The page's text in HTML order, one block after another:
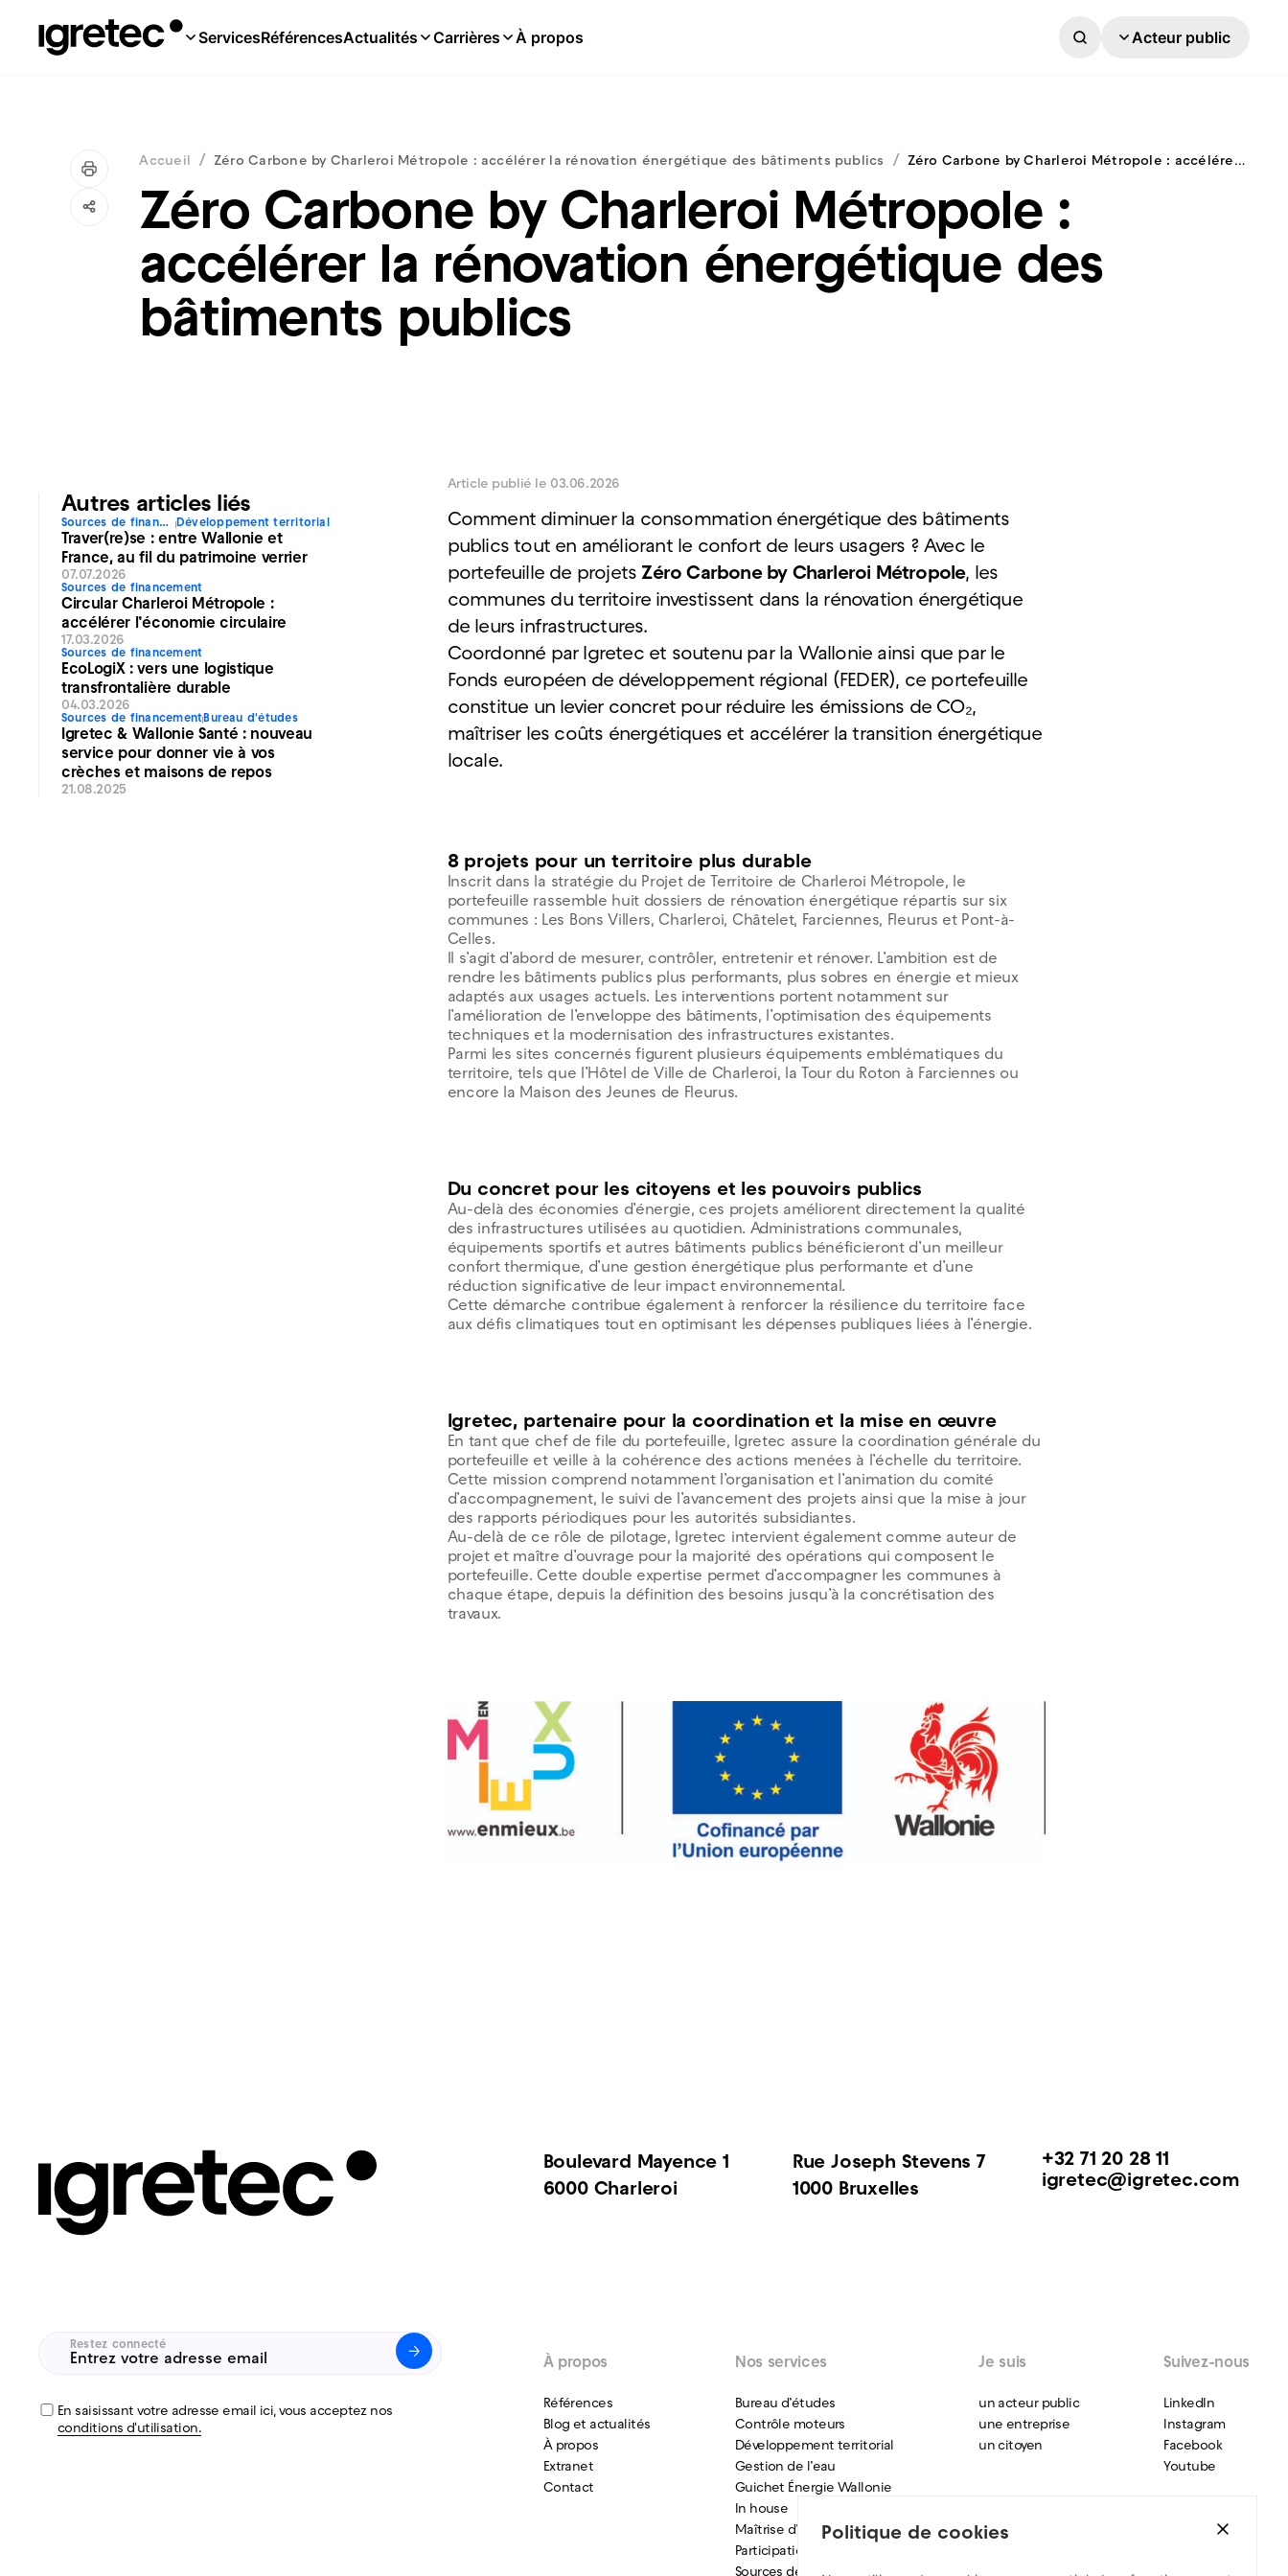
ServicesRéférencesActualités Carrières À propos Acteur public
Accueil / Zéro Carbone by Charleroi Métropole : accélérer la rénovation énergétique des bâtiments publics / Zéro Carbone by Charleroi Métropole : accélérer la rénovation énergétique des bâtiments publics
Zéro Carbone by Charleroi Métropole :
accélérer la rénovation énergétique des
bâtiments publics
Autres articles liés
Sources de financement Développement territorial
Traver(re)se : entre Wallonie et
France, au fil du patrimoine verrier
07.07.2026
Sources de financement
Circular Charleroi Métropole :
accélérer l’économie circulaire
17.03.2026
Sources de financement
EcoLogiX : vers une logistique
transfrontalière durable
04.03.2026
Sources de financement Bureau d'études
Igretec & Wallonie Santé : nouveau
service pour donner vie à vos
crèches et maisons de repos
21.08.2025
Article publié le 03.06.2026
Comment diminuer la consommation énergétique des bâtiments
publics tout en améliorant le confort de leurs usagers ? Avec le
portefeuille de projetsZéro Carbone by Charleroi Métropole, les
communes du territoire investissent dans la rénovation énergétique
de leurs infrastructures.
Coordonné par Igretec et soutenu par la Wallonie ainsi que par le
Fonds européen de développement régional (FEDER), ce portefeuille
constitue un levier concret pour réduire les émissions de CO₂,
maîtriser les coûts énergétiques et accélérer la transition énergétique
locale.
8 projets pour un territoire plus durable
Inscrit dans la stratégie du Projet de Territoire de Charleroi Métropole, le
portefeuille rassemble huit dossiers de rénovation énergétique répartis sur six
communes : Les Bons Villers, Charleroi, Châtelet, Farciennes, Fleurus et Pont-à-
Celles.
Il s’agit d’abord de mesurer, contrôler, entretenir et rénover. L’ambition est de
rendre les bâtiments publics plus performants, plus sobres en énergie et mieux
adaptés aux usages actuels. Les interventions portent notamment sur
l’amélioration de l’enveloppe des bâtiments, l’optimisation des équipements
techniques et la modernisation des infrastructures existantes.
Parmi les sites concernés figurent plusieurs équipements emblématiques du
territoire, tels que l’Hôtel de Ville de Charleroi, la Tour du Roton à Farciennes ou
encore la Maison des Jeunes de Fleurus.
Du concret pour les citoyens et les pouvoirs publics
Au-delà des économies d’énergie, ces projets améliorent directement la qualité
des infrastructures utilisées au quotidien. Administrations communales,
équipements sportifs et autres bâtiments publics bénéficieront d’un meilleur
confort thermique, d’une gestion énergétique plus performante et d’une
réduction significative de leur impact environnemental.
Cette démarche contribue également à renforcer la résilience du territoire face
aux défis climatiques tout en optimisant les dépenses publiques liées à l’énergie.
Igretec, partenaire pour la coordination et la mise en œuvre
En tant que chef de file du portefeuille, Igretec assure la coordination générale du
portefeuille et veille à la cohérence des actions menées à l’échelle du territoire.
Cette mission comprend notamment l’organisation et l’animation du comité
d’accompagnement, le suivi de l’avancement des projets ainsi que la mise à jour
des rapports périodiques pour les autorités subsidiantes.
Au-delà de ce rôle de pilotage, Igretec intervient également comme auteur de
projet et maître d’ouvrage pour la majorité des opérations qui composent le
portefeuille. Cette double expertise permet d’accompagner les communes à
chaque étape, depuis la définition des besoins jusqu’à la concrétisation des
travaux.
Boulevard Mayence 1
6000 Charleroi
Rue Joseph Stevens 7
1000 Bruxelles
+32 71 20 28 11
igretec@igretec.com
Restez connecté
Untitled(Nécessaire)
En saisissant votre adresse email ici, vous acceptez nos
conditions d'utilisation.
À propos
Références
Blog et actualités
À propos
Extranet
Contact
Nos services
Bureau d’études
Contrôle moteurs
Développement territorial
Gestion de l’eau
Guichet Énergie Wallonie
In house
Maîtrise d’ouvrage
Participation citoyenne
Sources de financement
Je suis
un acteur public
une entreprise
un citoyen
Suivez-nous
LinkedIn
Instagram
Facebook
Youtube
Politique de cookies